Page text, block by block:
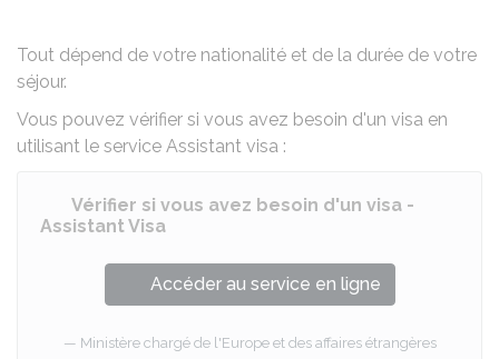
Tout dépend de votre nationalité et de la durée de votre
séjour.
Vous pouvez vérifier si vous avez besoin d'un visa en
utilisant le service Assistant visa :
Vérifier si vous avez besoin d'un visa -
Assistant Visa
Accéder au service en ligne
Ministère chargé de l'Europe et des affaires étrangères